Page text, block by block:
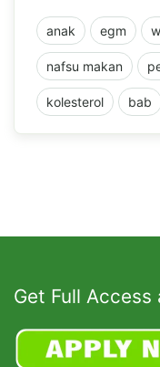
anak egm
nafsu makan
kolesterol bab
Get Full